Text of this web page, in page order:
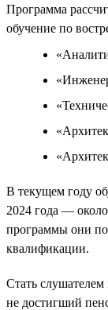
Программа
обучение по
В текущем году
2024 года —
программы они
квалификации.
Стать
не достигший